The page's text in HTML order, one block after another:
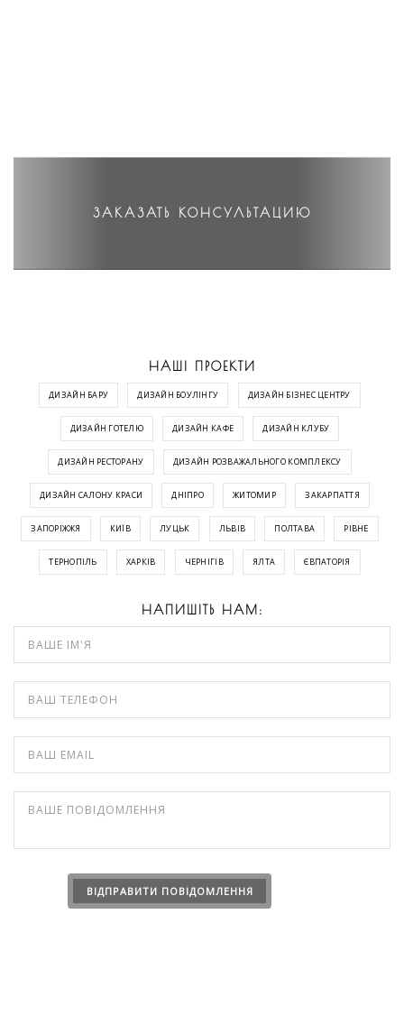
ЗАКАЗАТЬ КОНСУЛЬТАЦИЮ
НАШІ ПРОЕКТИ
ДИЗАЙН БАРУ ДИЗАЙН БОУЛІНГУ ДИЗАЙН БІЗНЕС ЦЕНТРУ
ДИЗАЙН ГОТЕЛЮ ДИЗАЙН КАФЕ ДИЗАЙН КЛУБУ
ДИЗАЙН РЕСТОРАНУ ДИЗАЙН РОЗВАЖАЛЬНОГО КОМПЛЕКСУ
ДИЗАЙН САЛОНУ КРАСИ ДНІПРО ЖИТОМИР ЗАКАРПАТТЯ
ЗАПОРІЖЖЯ КИЇВ ЛУЦЬК ЛЬВІВ ПОЛТАВА РІВНЕ
ТЕРНОПІЛЬ ХАРКІВ ЧЕРНІГІВ ЯЛТА ЄВПАТОРІЯ
НАПИШІТЬ НАМ: